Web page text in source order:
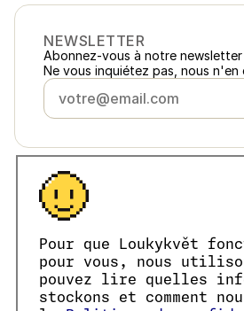
Pour que Loukykvět
pour vous, nous
pouvez lire quelles
stockons et comment
NEWSLETTER
Abonnez-vous à notre
Ne vous inquiétez pas, nous
France
Českoloukykvet.cz
Polska loukykvet.pl
Österreich loukykvet.at
Deutschland loukykvet.de
2026 Loukykvět
Loukykvět s.r.o. est immatriculée
Nous participons au système
Nous utilisons le numéro
Notre numéro d'immatriculation